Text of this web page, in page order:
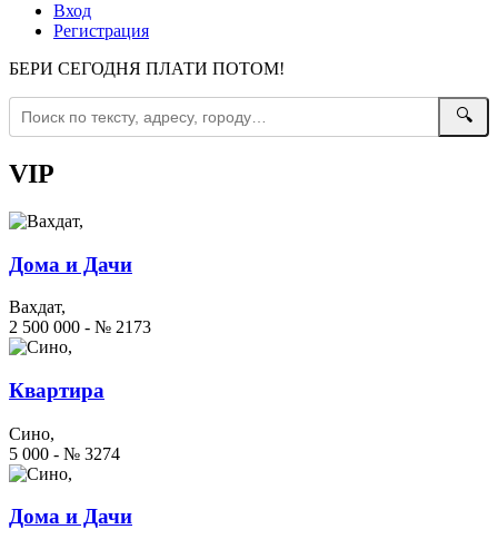
Вход
Регистрация
БЕРИ СЕГОДНЯ ПЛАТИ ПОТОМ!
🔍
VIP
Дома и Дачи
Вахдат,
2 500 000 - № 2173
Квартира
Сино,
5 000 - № 3274
Дома и Дачи